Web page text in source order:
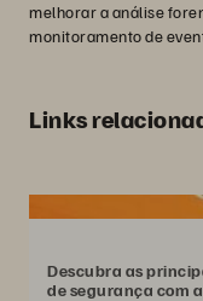
melhorar a análise
monitoramento de
Links
Descubra as
de segurança com